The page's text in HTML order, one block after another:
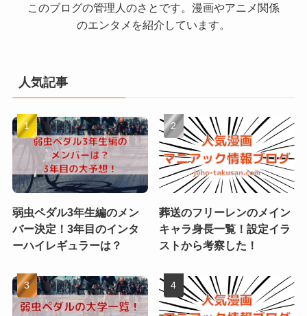
このブログの管理人のさとです。漫画やアニメ関係
のエンタメを紹介しています。
人気記事
弱虫ペダル3年生編のメン
バー決定！3年目のインタ
ーハイレギュラーは？
葬送のフリーレンのメイン
キャラ身長一覧！設定イラ
ストから考察した！